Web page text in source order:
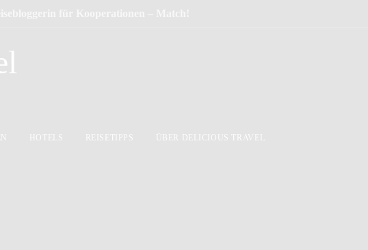
HOTELS REISETIPPS ÜBER DELICIOUS TRAVEL